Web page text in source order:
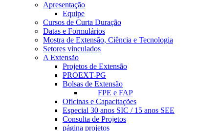
Apresentação
Equipe
Cursos de Curta Duração
Datas e Formulários
Mostra de Extensão, Ciência e Tecnologia
Setores vinculados
A Extensão
Projetos de Extensão
PROEXT-PG
Bolsas de Extensão
FPE e FAP
Oficinas e Capacitações
Especial 30 anos SIC / 15 anos SEE
Consulta de Projetos
página projetos